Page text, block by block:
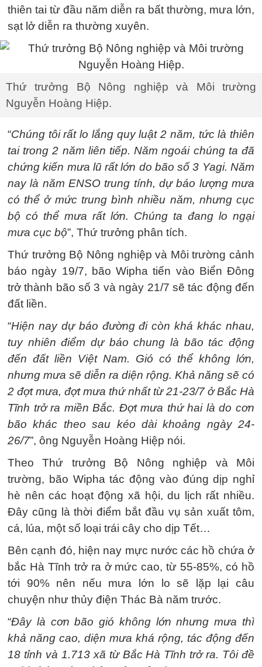
thiên tai từ đầu năm diễn ra bất thường, mưa lớn,
sạt lở diễn ra thường xuyên.
Thứ trưởng Bộ Nông nghiệp và Môi trường
Nguyễn Hoàng Hiệp.
“Chúng tôi rất lo lắng quy luật 2 năm, tức là thiên
tai trong 2 năm liên tiếp. Năm ngoái chúng ta đã
chứng kiến mưa lũ rất lớn do bão số 3 Yagi. Năm
nay là năm ENSO trung tính, dự báo lượng mưa
có thể ở mức trung bình nhiều năm, nhưng cục
bộ có thể mưa rất lớn. Chúng ta đang lo ngại
mưa cục bộ”, Thứ trưởng phân tích.
Thứ trưởng Bộ Nông nghiệp và Môi trường cảnh
báo ngày 19/7, bão Wipha tiến vào Biển Đông
trở thành bão số 3 và ngày 21/7 sẽ tác động đến
đất liền.
“Hiện nay dự báo đường đi còn khá khác nhau,
tuy nhiên điểm dự báo chung là bão tác động
đến đất liền Việt Nam. Gió có thể không lớn,
nhưng mưa sẽ diễn ra diện rộng. Khả năng sẽ có
2 đợt mưa, đợt mưa thứ nhất từ 21-23/7 ở Bắc Hà
Tĩnh trở ra miền Bắc. Đợt mưa thứ hai là do cơn
bão khác theo sau kéo dài khoảng ngày 24-
26/7”, ông Nguyễn Hoàng Hiệp nói.
Theo Thứ trưởng Bộ Nông nghiệp và Môi
trường, bão Wipha tác động vào đúng dịp nghỉ
hè nên các hoạt động xã hội, du lịch rất nhiều.
Đây cũng là thời điểm bắt đầu vụ sản xuất tôm,
cá, lúa, một số loại trái cây cho dịp Tết…
Bên cạnh đó, hiện nay mực nước các hồ chứa ở
bắc Hà Tĩnh trở ra ở mức cao, từ 55-85%, có hồ
tới 90% nên nếu mưa lớn lo sẽ lặp lại câu
chuyện như thủy điện Thác Bà năm trước.
“Đây là cơn bão gió không lớn nhưng mưa thì
khả năng cao, diện mưa khá rộng, tác động đến
18 tỉnh và 1.713 xã từ Bắc Hà Tĩnh trở ra. Tôi đề